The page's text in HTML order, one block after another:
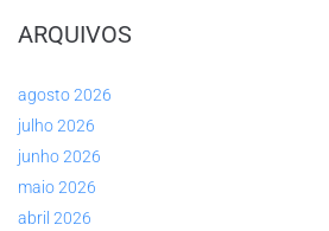
ARQUIVOS
agosto 2026
julho 2026
junho 2026
maio 2026
abril 2026